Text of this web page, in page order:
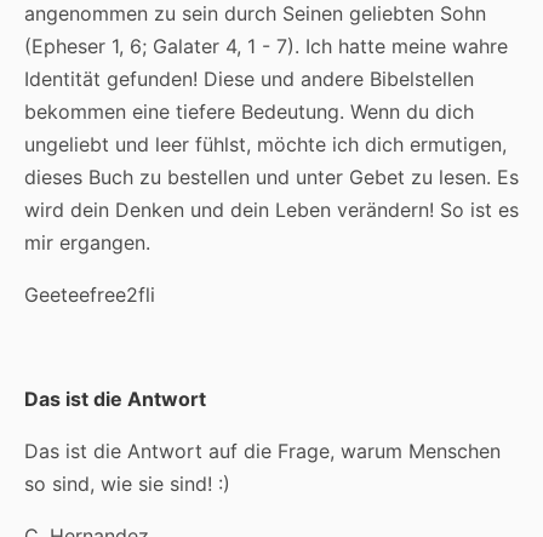
angenommen zu sein durch Seinen geliebten Sohn
(Epheser 1, 6; Galater 4, 1 - 7). Ich hatte meine wahre
Identität gefunden! Diese und andere Bibelstellen
bekommen eine tiefere Bedeutung. Wenn du dich
ungeliebt und leer fühlst, möchte ich dich ermutigen,
dieses Buch zu bestellen und unter Gebet zu lesen. Es
wird dein Denken und dein Leben verändern! So ist es
mir ergangen.
Geeteefree2fli
Das ist die Antwort
Das ist die Antwort auf die Frage, warum Menschen
so sind, wie sie sind! :)